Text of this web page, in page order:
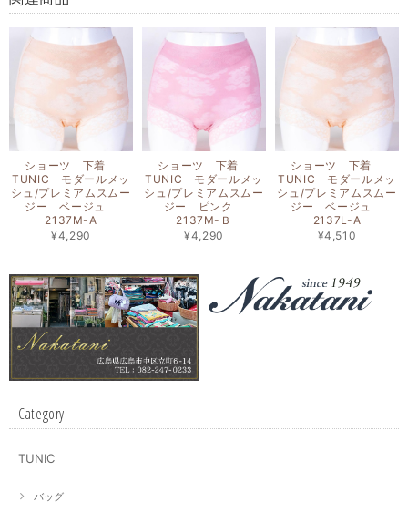
ショーツ 下着
TUNIC モダールメッ
シュ/プレミアムスムー
ジー ベージュ
2137M-A
¥4,290
ショーツ 下着
TUNIC モダールメッ
シュ/プレミアムスムー
ジー ピンク
2137M-Ｂ
¥4,290
ショーツ 下着
TUNIC モダールメッ
シュ/プレミアムスムー
ジー ベージュ
2137L-A
¥4,510
Category
TUNIC
バッグ